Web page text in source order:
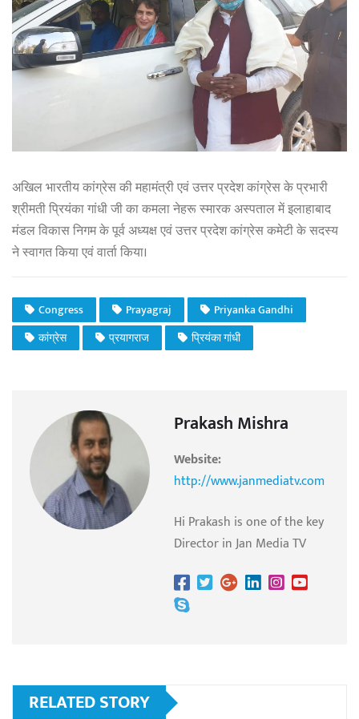
अखिल भारतीय कांग्रेस की महामंत्री एवं उत्तर प्रदेश कांग्रेस के प्रभारी
श्रीमती प्रियंका गांधी जी का कमला नेहरू स्मारक अस्पताल में इलाहाबाद
मंडल विकास निगम के पूर्व अध्यक्ष एवं उत्तर प्रदेश कांग्रेस कमेटी के सदस्य
ने स्वागत किया एवं वार्ता किया।
Congress Prayagraj
Priyanka Gandhi
कांग्रेस
प्रयागराज प्रियंका गांधी
Prakash Mishra
Website:
http://www.janmediatv.com
Hi Prakash is one of the key
Director in Jan Media TV
RELATED STORY